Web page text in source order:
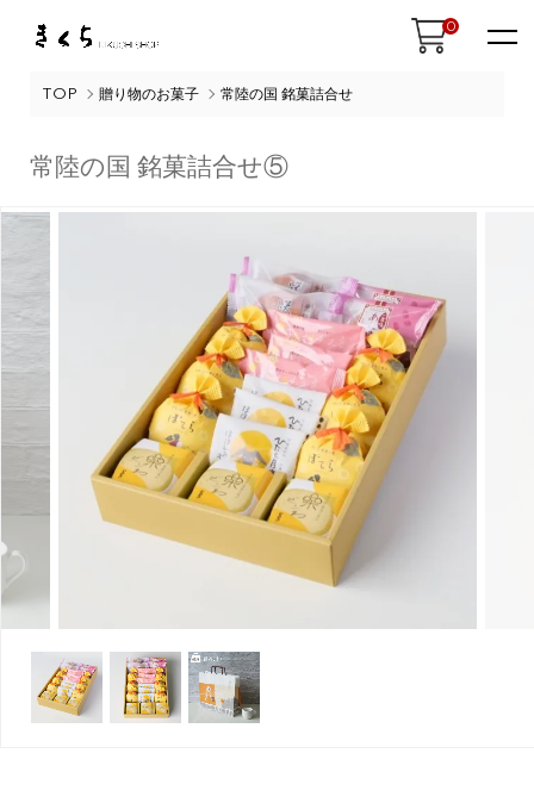
0
TOP 贈り物のお菓子 常陸の国 銘菓詰合せ
常陸の国 銘菓詰合せ⑤